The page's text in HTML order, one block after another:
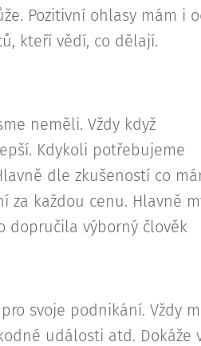
Pozitivní ohlasy mám i
kteří vědí, co dělají.
neměli. Vždy když
Kdykoli potřebujeme
dle zkušeností co
za každou cenu. Hlavně
dopručila výborný člověk
svoje podnikání. Vždy
události atd. Dokáže